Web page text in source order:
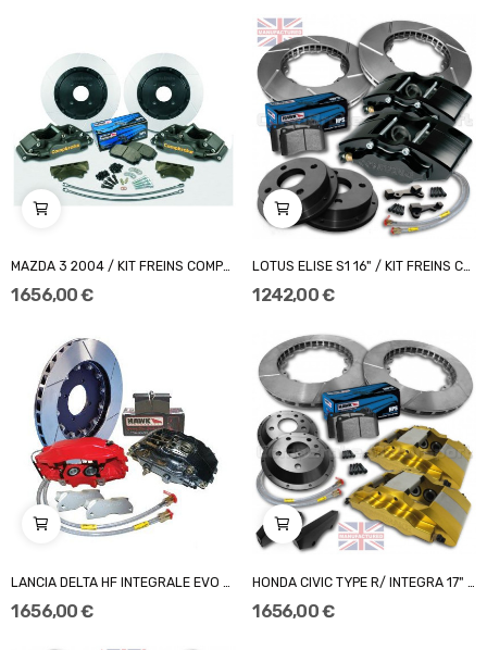
MAZDA 3 2004 / KIT FREINS COMPBRAKE PRO RACE 5...
1 656,00 €
LOTUS ELISE S1 16" / KIT FREINS COMPBRAKE PRO...
1 242,00 €
LANCIA DELTA HF INTEGRALE EVO 17" / KIT...
1 656,00 €
HONDA CIVIC TYPE R/ INTEGRA 17" / KIT FREINS...
1 656,00 €